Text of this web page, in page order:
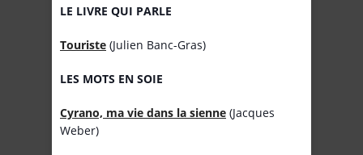
LE LIVRE QUI PARLE
Touriste (Julien Banc-Gras)
LES MOTS EN SOIE
Cyrano, ma vie dans la sienne (Jacques
Weber)